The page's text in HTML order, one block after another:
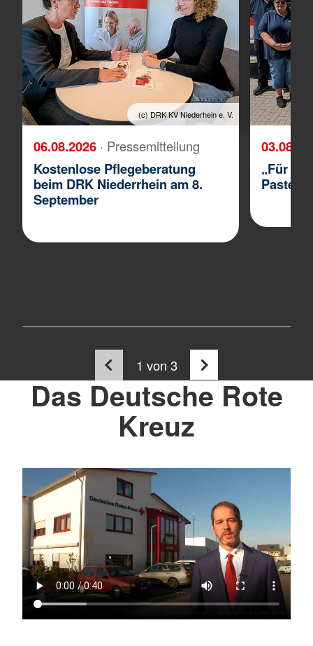
(c) DRK KV Niederhein e. V.
06.08.2026 · Pressemitteilung
Kostenlose Pflegeberatung
beim DRK Niederrhein am 8.
September
„Für
Paste“
1 von 3
Das Deutsche Rote
Kreuz